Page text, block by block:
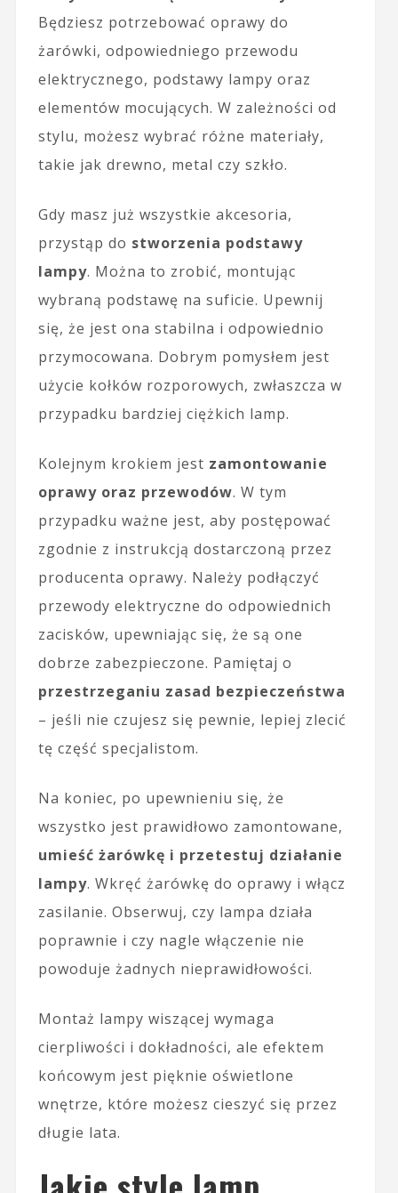
Będziesz potrzebować oprawy do
żarówki, odpowiedniego przewodu
elektrycznego, podstawy lampy oraz
elementów mocujących. W zależności od
stylu, możesz wybrać różne materiały,
takie jak drewno, metal czy szkło.
Gdy masz już wszystkie akcesoria,
przystąp do stworzenia podstawy
lampy. Można to zrobić, montując
wybraną podstawę na suficie. Upewnij
się, że jest ona stabilna i odpowiednio
przymocowana. Dobrym pomysłem jest
użycie kołków rozporowych, zwłaszcza w
przypadku bardziej ciężkich lamp.
Kolejnym krokiem jest zamontowanie
oprawy oraz przewodów. W tym
przypadku ważne jest, aby postępować
zgodnie z instrukcją dostarczoną przez
producenta oprawy. Należy podłączyć
przewody elektryczne do odpowiednich
zacisków, upewniając się, że są one
dobrze zabezpieczone. Pamiętaj o
przestrzeganiu zasad bezpieczeństwa
– jeśli nie czujesz się pewnie, lepiej zlecić
tę część specjalistom.
Na koniec, po upewnieniu się, że
wszystko jest prawidłowo zamontowane,
umieść żarówkę i przetestuj działanie
lampy. Wkręć żarówkę do oprawy i włącz
zasilanie. Obserwuj, czy lampa działa
poprawnie i czy nagle włączenie nie
powoduje żadnych nieprawidłowości.
Montaż lampy wiszącej wymaga
cierpliwości i dokładności, ale efektem
końcowym jest pięknie oświetlone
wnętrze, które możesz cieszyć się przez
długie lata.